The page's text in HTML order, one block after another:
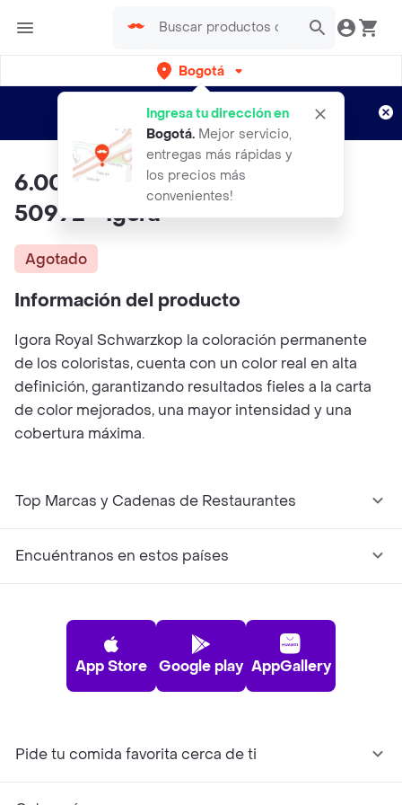
Bogotá
Ingresa tu dirección en
Bogotá. Mejor servicio,
entregas más rápidas y
los precios más
convenientes!
envíos gratis por semanas
Aplican TyC
6.00 Rubio Oscuro Intenso -
50992 - Igora
Agotado
Información del producto
Igora Royal Schwarzkop la coloración permanente
de los coloristas, cuenta con un color real en alta
definición, garantizando resultados fieles a la carta
de color mejorados, una mayor intensidad y una
cobertura máxima.
Top Marcas y Cadenas de Restaurantes
Encuéntranos en estos países
App Store Google play AppGallery
Pide tu comida favorita cerca de ti